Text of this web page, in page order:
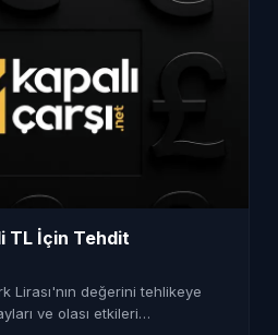
TL İçin Tehdit
Lirası'nın değerini tehlikeye
ve olası etkileri